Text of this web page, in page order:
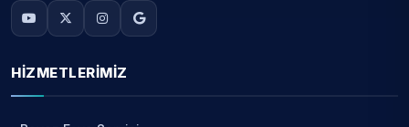
HIZMETLERIMIZ